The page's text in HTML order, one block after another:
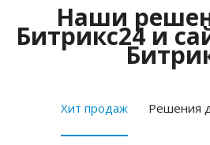
Наши
Битрикс24 и
Хит продаж Решения